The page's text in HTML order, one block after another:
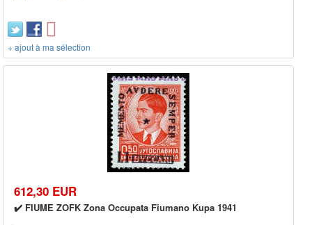
+ ajout à ma sélection
612,30 EUR
✔️ FIUME ZOFK Zona Occupata Fiumano Kupa 1941